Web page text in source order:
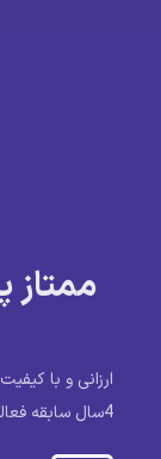
ممتاز
4سال سابقه فعالیت موفق برای کاربران عزیزخود